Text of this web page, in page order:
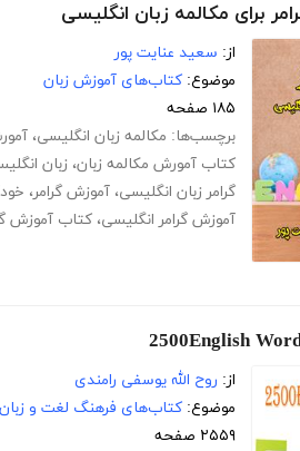
برای مکالمه زبان انگلیسی
از: سعید عنایت پور
موضوع: کتاب‌های آموزش زبان
۱۸۵ صفحه
برچسب‌ها: مکالمه زبان انگلیسی،
کتاب آمورش مکالمه زبان، زبان
گرامر زبان انگلیسی، آموزش گرامر،
آموزش گرامر انگلیسی، کتاب آموزش
از: روح الله یوسفی رامندی
موضوع: کتاب‌های فرهنگ لغت و زبان
۲۵۵۹ صفحه